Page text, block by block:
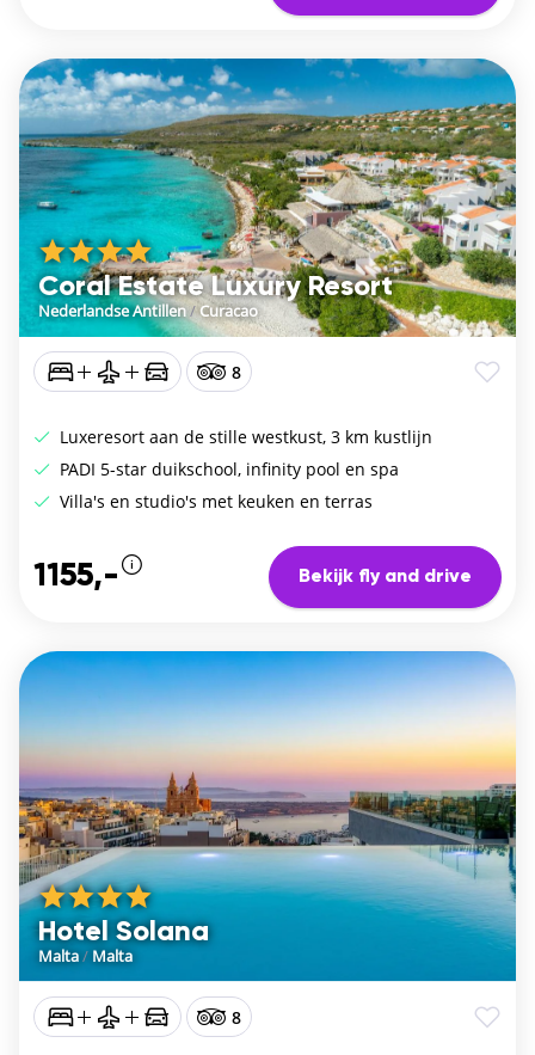
Coral Estate Luxury Resort
Nederlandse Antillen/Curacao
8
Luxeresort aan de stille westkust, 3 km kustlijn
PADI 5-star duikschool, infinity pool en spa
Villa's en studio's met keuken en terras
1155,- Bekijk fly and drive
Hotel Solana
Malta/ Malta
8